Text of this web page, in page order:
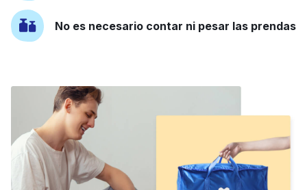
No es necesario contar ni pesar las prendas